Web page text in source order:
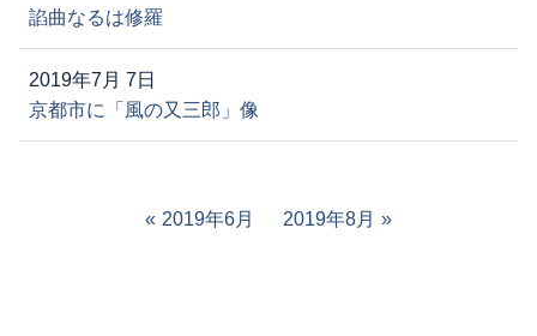
諂曲なるは修羅
2019年7月 7日
京都市に「風の又三郎」像
2019年6月 2019年8月